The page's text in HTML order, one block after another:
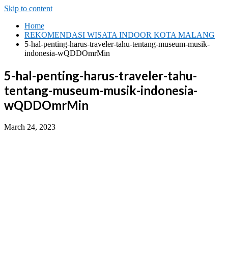
Skip to content
Home
REKOMENDASI WISATA INDOOR KOTA MALANG
5-hal-penting-harus-traveler-tahu-tentang-museum-musik-
indonesia-wQDDOmrMin
5-hal-penting-harus-traveler-tahu-
tentang-museum-musik-indonesia-
wQDDOmrMin
March 24, 2023